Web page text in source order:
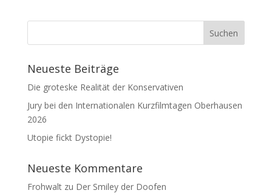
Neueste Beiträge
Die groteske Realität der Konservativen
Jury bei den Internationalen Kurzfilmtagen Oberhausen
2026
Utopie fickt Dystopie!
Neueste Kommentare
Frohwaltzu Der Smiley der Doofen